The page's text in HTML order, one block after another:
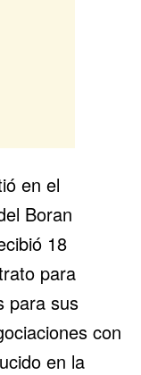
en el
Boran
18
para
para sus
con
en la